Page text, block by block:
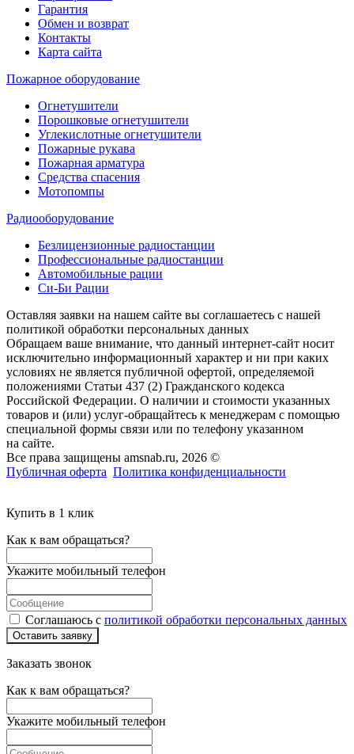
Гарантия
Обмен и возврат
Контакты
Карта сайта
Пожарное оборудование
Огнетушители
Порошковые огнетушители
Углекислотные огнетушители
Пожарные рукава
Пожарная арматура
Средства спасения
Мотопомпы
Радиооборудование
Безлицензионные радиостанции
Профессиональные радиостанции
Автомобильные рации
Си-Би Рации
Оставляя заявки на нашем сайте вы соглашаетесь с нашей
политикой обработки персональных данных
Обращаем ваше внимание, что данный интернет-сайт носит
исключительно информационный характер и ни при каких
условиях не является публичной офертой, определяемой
положениями Статьи 437 (2) Гражданского кодекса
Российской Федерации. О наличии и стоимости указанных
товаров и (или) услуг-обращайтесь к менеджерам с помощью
специальной формы связи или по телефону указанном
на сайте.
Все права защищены amsnab.ru, 2026 ©
Публичная оферта Политика конфиденциальности
Купить в 1 клик
Как к вам обращаться?
Укажите мобильный телефон
Соглашаюсь с политикой обработки персональных данных
Оставить заявку
Заказать звонок
Как к вам обращаться?
Укажите мобильный телефон